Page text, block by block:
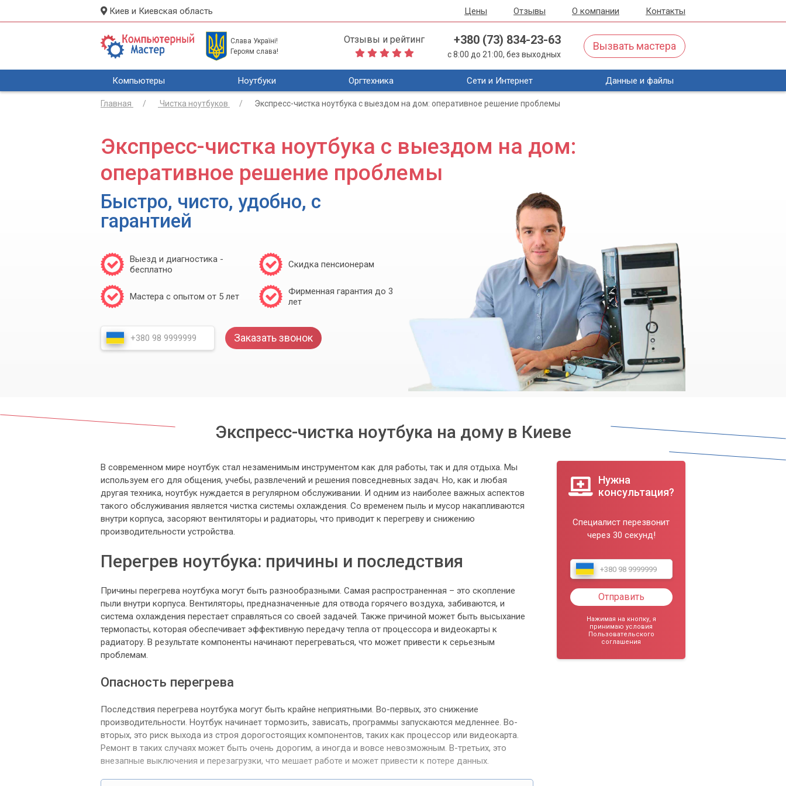
Киев и Киевская область Цены Отзывы О компании Контакты
Слава Україні!
Героям слава!
Отзывы и рейтинг +380 (73) 834-23-63
с 8:00 до 21:00, без выходных
Вызвать мастера
Компьютеры Ноутбуки Оргтехника Сети и Интернет Данные и файлы
Главная Чистка ноутбуков Экспресс-чистка ноутбука с выездом на дом: оперативное решение проблемы
Экспресс-чистка ноутбука с выездом на дом:
оперативное решение проблемы
Быстро, чисто, удобно, с
гарантией
Выезд и диагностика -
бесплатно
Скидка пенсионерам
Мастера с опытом от 5 лет
Фирменная гарантия до 3
лет
Заказать звонок
Экспресс-чистка ноутбука на дому в Киеве
В современном мире ноутбук стал незаменимым инструментом как для работы, так и для отдыха. Мы
используем его для общения, учебы, развлечений и решения повседневных задач. Но, как и любая
другая техника, ноутбук нуждается в регулярном обслуживании. И одним из наиболее важных аспектов
такого обслуживания является чистка системы охлаждения. Со временем пыль и мусор накапливаются
внутри корпуса, засоряют вентиляторы и радиаторы, что приводит к перегреву и снижению
производительности устройства.
Перегрев ноутбука: причины и последствия
Причины перегрева ноутбука могут быть разнообразными. Самая распространенная – это скопление
пыли внутри корпуса. Вентиляторы, предназначенные для отвода горячего воздуха, забиваются, и
система охлаждения перестает справляться со своей задачей. Также причиной может быть высыхание
термопасты, которая обеспечивает эффективную передачу тепла от процессора и видеокарты к
радиатору. В результате компоненты начинают перегреваться, что может привести к серьезным
проблемам.
Опасность перегрева
Последствия перегрева ноутбука могут быть крайне неприятными. Во-первых, это снижение
производительности. Ноутбук начинает тормозить, зависать, программы запускаются медленнее. Во-
вторых, это риск выхода из строя дорогостоящих компонентов, таких как процессор или видеокарта.
Ремонт в таких случаях может быть очень дорогим, а иногда и вовсе невозможным. В-третьих, это
внезапные выключения и перезагрузки, что мешает работе и может привести к потере данных.
Нужна
консультация?
Специалист перезвонит
через 30 секунд!
Отправить
Нажимая на кнопку, я
принимаю условия
Пользовательского
соглашения